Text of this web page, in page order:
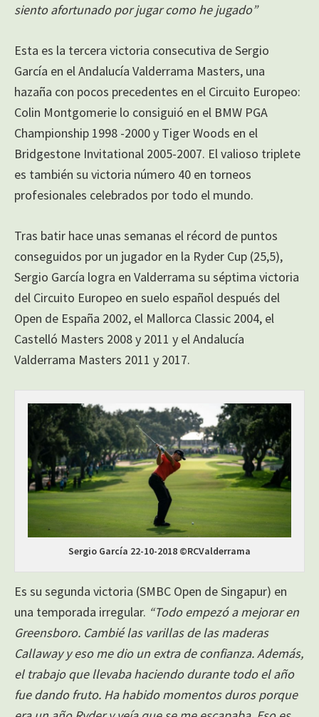
siento afortunado por jugar como he jugado”
Esta es la tercera victoria consecutiva de Sergio
García en el Andalucía Valderrama Masters, una
hazaña con pocos precedentes en el Circuito Europeo:
Colin Montgomerie lo consiguió en el BMW PGA
Championship 1998 -2000 y Tiger Woods en el
Bridgestone Invitational 2005-2007. El valioso triplete
es también su victoria número 40 en torneos
profesionales celebrados por todo el mundo.
Tras batir hace unas semanas el récord de puntos
conseguidos por un jugador en la Ryder Cup (25,5),
Sergio García logra en Valderrama su séptima victoria
del Circuito Europeo en suelo español después del
Open de España 2002, el Mallorca Classic 2004, el
Castelló Masters 2008 y 2011 y el Andalucía
Valderrama Masters 2011 y 2017.
Sergio García 22-10-2018 ©RCValderrama
Es su segunda victoria (SMBC Open de Singapur) en
una temporada irregular. “Todo empezó a mejorar en
Greensboro. Cambié las varillas de las maderas
Callaway y eso me dio un extra de confianza. Además,
el trabajo que llevaba haciendo durante todo el año
fue dando fruto. Ha habido momentos duros porque